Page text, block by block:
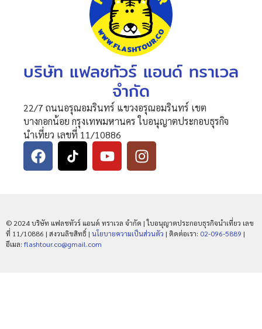
บริษัท แฟลชทัวร์ แอนด์ ทราเวล
จำกัด
22/7 ถนนอรุณอมรินทร์ แขวงอรุณอมรินทร์ เขต
บางกอกน้อย กรุงเทพมหานคร ใบอนุญาตประกอบธุรกิจ
นำเที่ยว เลขที่ 11/10886
© 2024 บริษัท แฟลชทัวร์ แอนด์ ทราเวล จำกัด | ใบอนุญาตประกอบธุรกิจนำเที่ยว เลข
ที่ 11/10886 | สงวนลิขสิทธิ์ | นโยบายความเป็นส่วนตัว | ติดต่อเรา: 02-096-5889 |
อีเมล: flashtour.co@gmail.com